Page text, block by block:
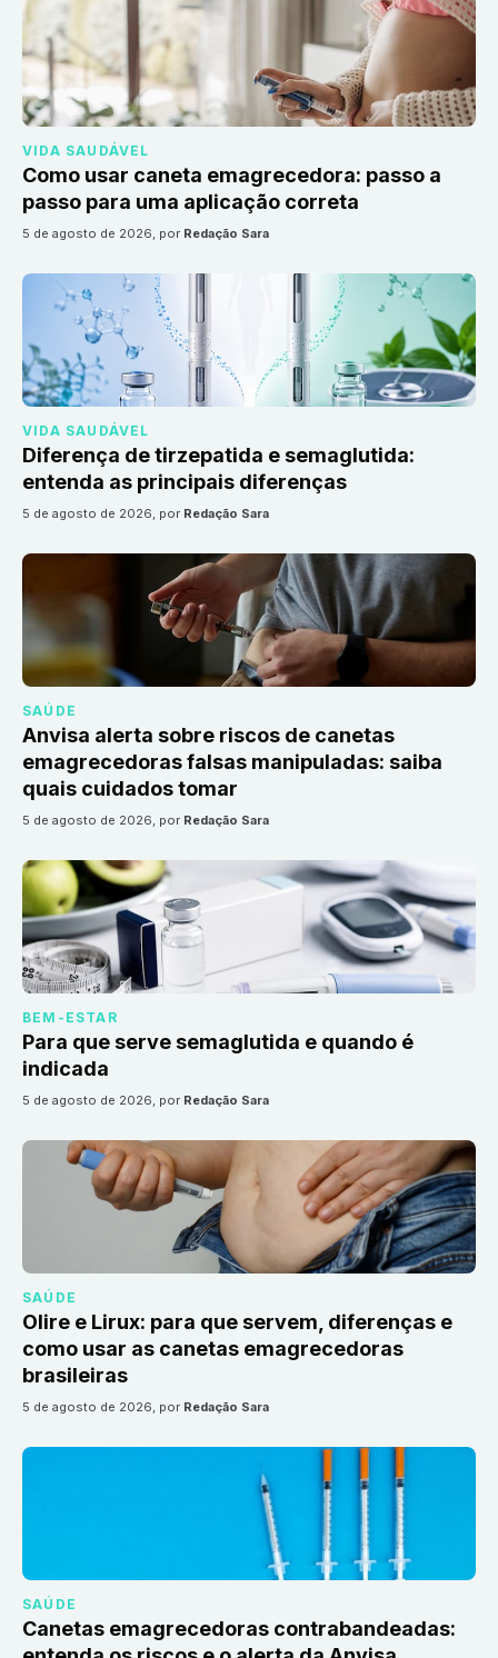
VIDA SAUDÁVEL
Como usar caneta emagrecedora: passo a
passo para uma aplicação correta
5 de agosto de 2026, por Redação Sara
VIDA SAUDÁVEL
Diferença de tirzepatida e semaglutida:
entenda as principais diferenças
5 de agosto de 2026, por Redação Sara
SAÚDE
Anvisa alerta sobre riscos de canetas
emagrecedoras falsas manipuladas: saiba
quais cuidados tomar
5 de agosto de 2026, por Redação Sara
BEM-ESTAR
Para que serve semaglutida e quando é
indicada
5 de agosto de 2026, por Redação Sara
SAÚDE
Olire e Lirux: para que servem, diferenças e
como usar as canetas emagrecedoras
brasileiras
5 de agosto de 2026, por Redação Sara
SAÚDE
Canetas emagrecedoras contrabandeadas: